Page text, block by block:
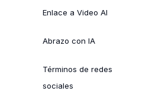
Enlace a Video AI
Abrazo con IA
Términos de redes
sociales